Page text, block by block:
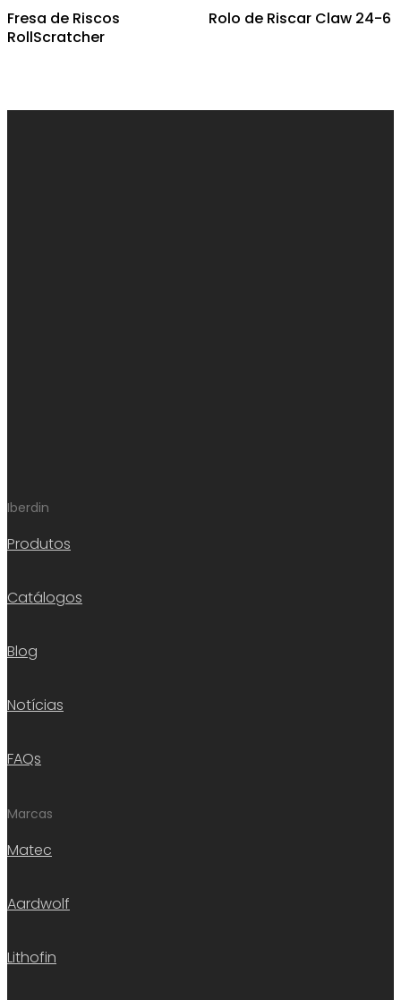
Fresa de Riscos
RollScratcher
Rolo de Riscar Claw 24-6
Iberdin
Produtos
Catálogos
Blog
Notícias
FAQs
Marcas
Matec
Aardwolf
Lithofin